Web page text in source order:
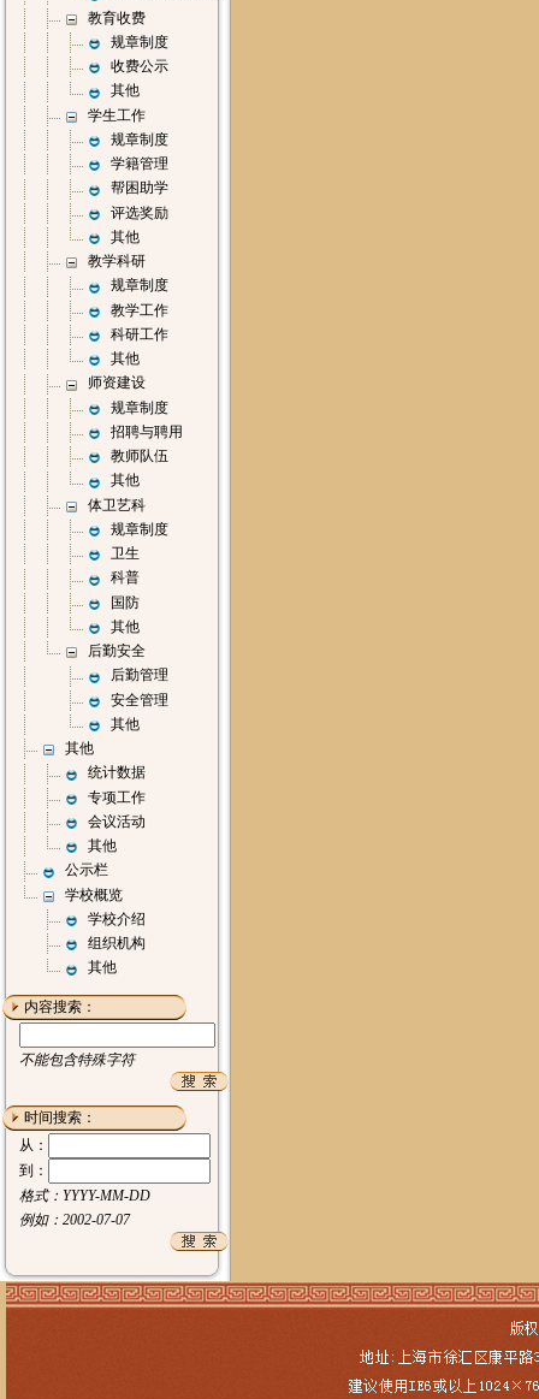
教育收费
规章制度
收费公示
其他
学生工作
规章制度
学籍管理
帮困助学
评选奖励
其他
教学科研
规章制度
教学工作
科研工作
其他
师资建设
规章制度
招聘与聘用
教师队伍
其他
体卫艺科
规章制度
卫生
科普
国防
其他
后勤安全
后勤管理
安全管理
其他
其他
统计数据
专项工作
会议活动
其他
公示栏
学校概览
学校介绍
组织机构
其他
内容搜索：
不能包含特殊字符
时间搜索：
从：
到：
格式：YYYY-MM-DD
例如：2002-07-07